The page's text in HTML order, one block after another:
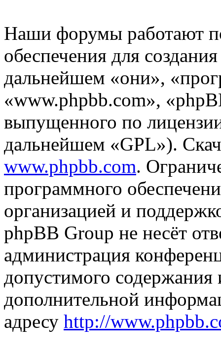
Наши форумы работают
обеспечения для
дальнейшем «они»,
«www.phpbb.com»,
выпущенного по
дальнейшем «GPL»).
www.phpbb.com.
программного
организацией и
phpBB Group не несёт
администрация
допустимого
дополнительной
адресу http://